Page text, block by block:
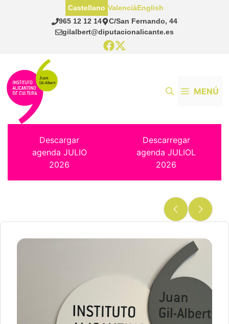
965 12 12 14
C/San Fernando, 44
gilalbert@diputacionalicante.es
Castellano ValenciàEnglish
MENÚ
Descargar
agenda JULIO
2026
Descarregar
agenda JULIOL
2026